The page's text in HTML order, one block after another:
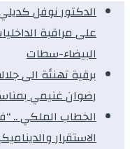
على مراقبة
البيضاء-سطات
برقية تهنئة الى
رضوان غنيمي
الخطاب الملكي ..
الاستقرار